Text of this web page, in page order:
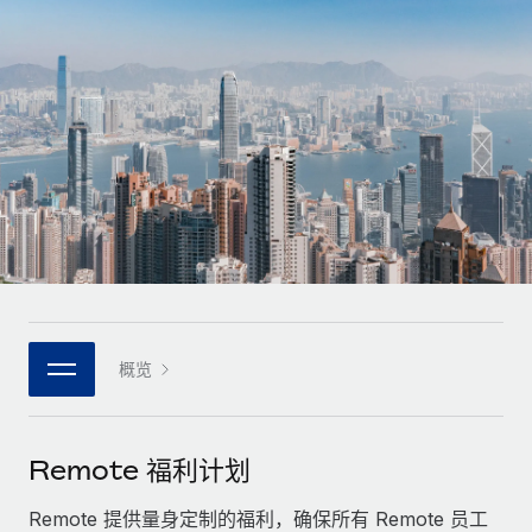
PEO
外包复杂雇佣任务
基础设施
Remote Embedded
将人力资源无缝融入工作流程
团队的内置核心人力资源功能
连接 新的
使用我们的 MCP 将任何人工智能工具与 Remote 平台相连
借助核心业务工具简化流程
初创企业
为成长型企业量身打造的全球敏捷型人力资源与薪资解决方案
中型市场
通过定制化人力资源解决方案扩展团队
企业
与我们携手合作
战略技术合作伙伴
与我们共探合作机遇
探索全球合同工的结算货币选项与结算速度
通过 REMOTE 学习
研究与指引
案例研究
人力资源术语表
核对表和模板
职位描述库
网络研讨会
活动
新闻室
Nederlands
Français
Deutsch
Español
Italiano
Português (Portugal)
日本語
한국어
中文（简体）
概览
Remote 福利计划
Remote 提供量身定制的福利，确保所有 Remote 员工